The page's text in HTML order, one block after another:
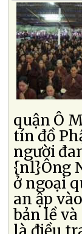
quận Ô
tín đồ
người
{nl}Ông
ở ngoại
an ập
bản lề